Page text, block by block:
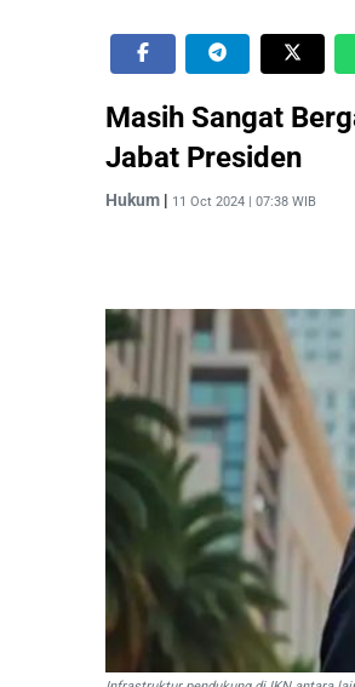
Masih Sangat
Jabat Presiden
Hukum | 11 Oct 2024 | 07:38 WIB